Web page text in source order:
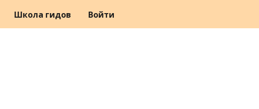
Школа гидов Войти